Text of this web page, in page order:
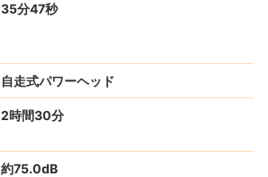
35分47秒
自走式パワーヘッド
2時間30分
約75.0dB